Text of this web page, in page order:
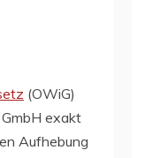
(OWiG)
exakt
Aufhebung